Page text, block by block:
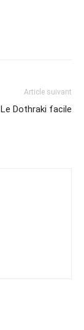
Article suivant
Le Dothraki facile